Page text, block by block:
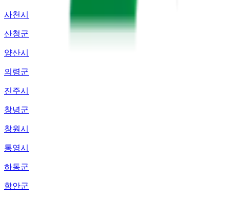
사천시
산청군
양산시
의령군
진주시
창녕군
창원시
통영시
하동군
함안군